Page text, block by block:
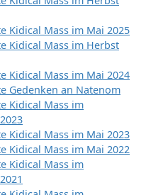
Kidical Mass im Mai 2025
Kidical Mass im Herbst
Kidical Mass im Mai 2024
Gedenken an Natenom
Kidical Mass im
Kidical Mass im Mai 2023
Kidical Mass im Mai 2022
Kidical Mass im